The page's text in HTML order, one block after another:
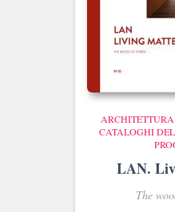
CATALOGHI
LAN.
The